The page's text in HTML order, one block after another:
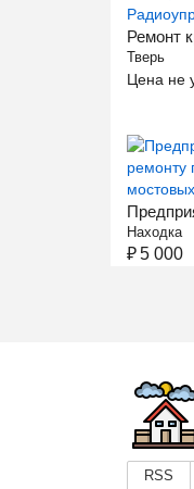
Ремонт
Тверь
Цена не
Находка
₽5 000
RSS